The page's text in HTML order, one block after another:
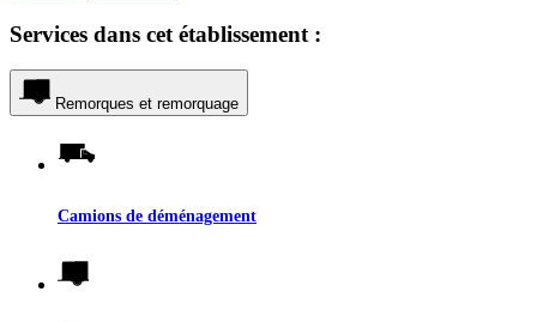
Services dans cet établissement :
Remorques et remorquage
Camions de déménagement